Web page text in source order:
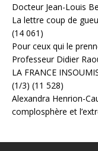
Docteur Jean-Louis
La lettre coup de
(14 061)
Pour ceux qui le
Professeur Didier
LA FRANCE
(1/3) (11 528)
Alexandra Henrion-
complosphère et